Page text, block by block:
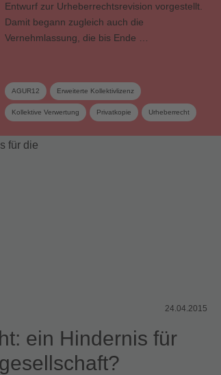
Entwurf zur Urheberrechtsrevision vorgestellt.
Damit begann zugleich auch die
Vernehmlassung, die bis Ende …
AGUR12 Erweiterte Kollektivlizenz
Kollektive Verwertung Privatkopie Urheberrecht
24.04.2015
ein Hindernis für